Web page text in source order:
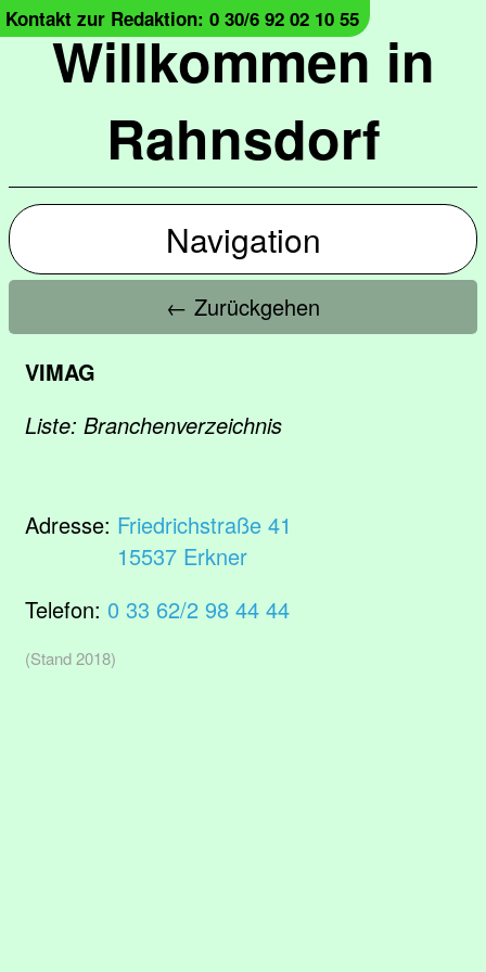
Willkommen in
Rahnsdorf
Kontakt zur Redaktion: 0 30/6 92 02 10 55
Navigation
← Zurückgehen
VIMAG
Liste: Branchenverzeichnis
Adresse: Friedrichstraße 41
15537 Erkner
Telefon: 0 33 62/2 98 44 44
(Stand 2018)